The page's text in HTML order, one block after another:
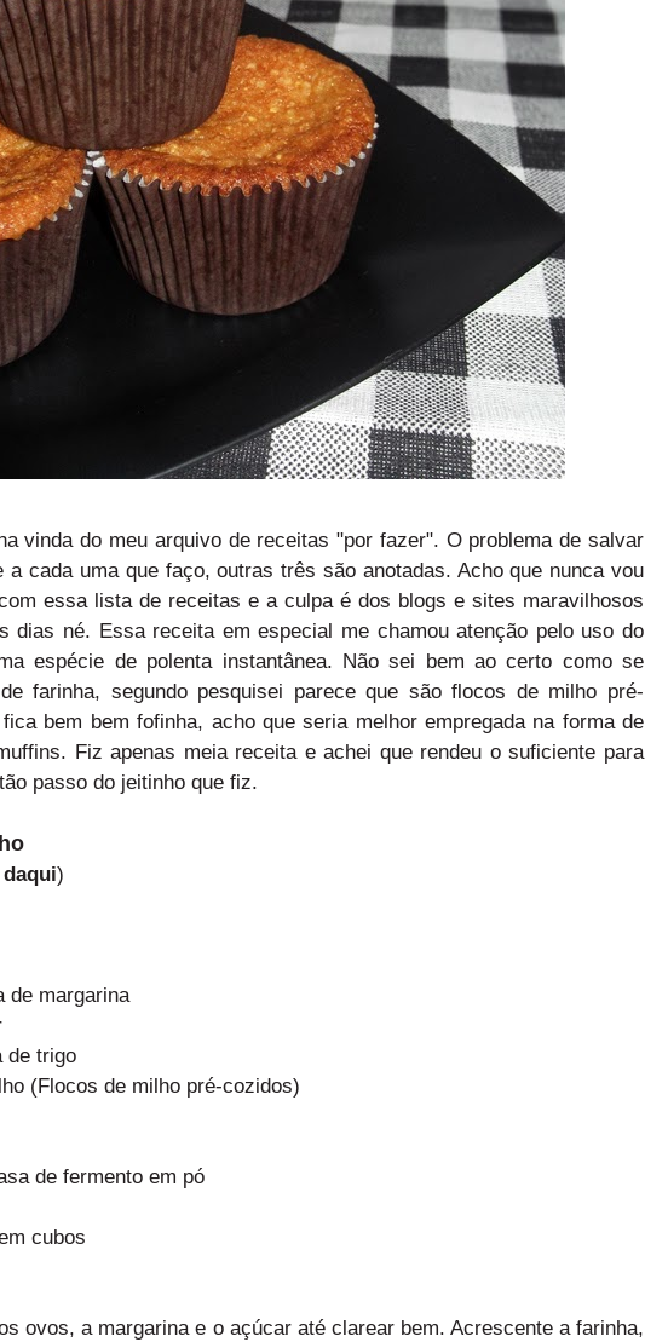
vinda do meu arquivo de receitas "por fazer". O problema de salvar
a cada uma que faço, outras três são anotadas. Acho que nunca vou
essa lista de receitas e a culpa é dos blogs e sites maravilhosos
dias né. Essa receita em especial me chamou atenção pelo uso do
espécie de polenta instantânea. Não sei bem ao certo como se
farinha, segundo pesquisei parece que são flocos de milho pré-
bem bem fofinha, acho que seria melhor empregada na forma de
Fiz apenas meia receita e achei que rendeu o suficiente para
passo do jeitinho que fiz.
daqui)
de margarina
de trigo
(Flocos de milho pré-cozidos)
de fermento em pó
cubos
ovos, a margarina e o açúcar até clarear bem. Acrescente a farinha,